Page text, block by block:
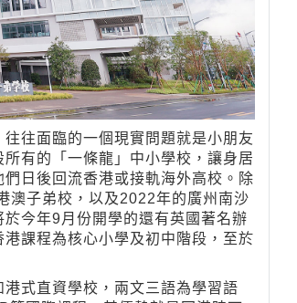
往面臨的一個現實問題就是小朋友
有的「一條龍」中小學校，讓身居
日後回流香港或接軌海外高校。除
澳子弟校，以及2022年的廣州南沙
今年9月份開學的還有英國著名辦
課程為核心小學及初中階段，至於
式直資學校，兩文三語為學習語